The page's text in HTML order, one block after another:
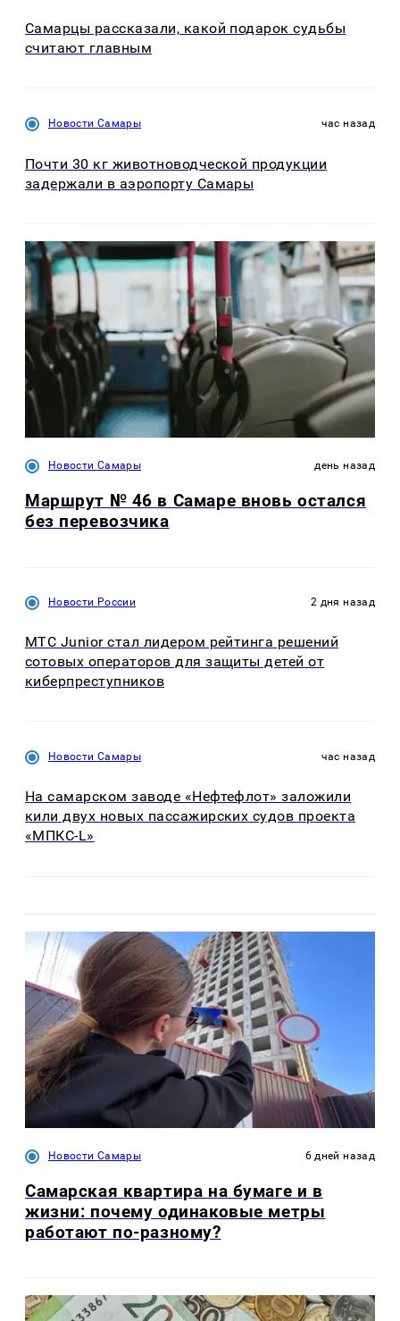
Самарцы рассказали, какой подарок судьбы
считают главным
Новости Самары час назад
Почти 30 кг животноводческой продукции
задержали в аэропорту Самары
Новости Самары день назад
Маршрут № 46 в Самаре вновь остался
без перевозчика
Новости России 2 дня назад
МТС Junior стал лидером рейтинга решений
сотовых операторов для защиты детей от
киберпреступников
Новости Самары час назад
На самарском заводе «Нефтефлот» заложили
кили двух новых пассажирских судов проекта
«МПКС-L»
Новости Самары 6 дней назад
Самарская квартира на бумаге и в
жизни: почему одинаковые метры
работают по-разному?